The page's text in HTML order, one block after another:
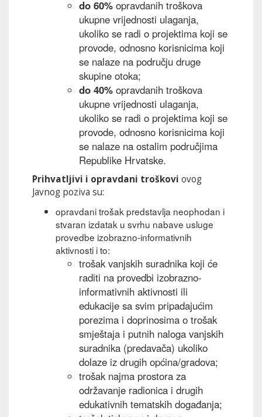
do 60% opravdanih troškova
ukupne vrijednosti ulaganja,
ukoliko se radi o projektima koji se
provode, odnosno korisnicima koji
se nalaze na području druge
skupine otoka;
do 40% opravdanih troškova
ukupne vrijednosti ulaganja,
ukoliko se radi o projektima koji se
provode, odnosno korisnicima koji
se nalaze na ostalim područjima
Republike Hrvatske.
Prihvatljivi i opravdani troškovi ovog
Javnog poziva su:
opravdani trošak predstavlja neophodan i
stvaran izdatak u svrhu nabave usluge
provedbe izobrazno-informativnih
aktivnosti i to:
trošak vanjskih suradnika koji će
raditi na provedbi izobrazno-
informativnih aktivnosti ili
edukacije sa svim pripadajućim
porezima i doprinosima o trošak
smještaja i putnih naloga vanjskih
suradnika (predavača) ukoliko
dolaze iz drugih općina/gradova;
trošak najma prostora za
održavanje radionica i drugih
edukativnih tematskih događanja;